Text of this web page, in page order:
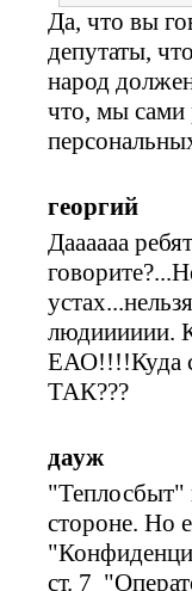
Да, что вы
депутаты,
народ
что, мы сами
георгий
Даааааа
людииииии.
ТАК???
дауж
"Теплосбыт"
стороне. Но
ст. 7